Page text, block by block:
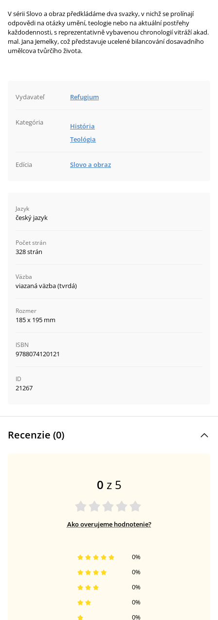
V sérii Slovo a obraz předkládáme dva svazky, v nichž se prolínají
odpovědi na otázky umění, teologie nebo na aktuální postřehy
každodennosti, s reprezentativně vybavenou chronologií vitráží akad.
mal. Jana Jemelky, což představuje ucelené bilancování dosavadního
umělcova tvůrčího života.
Vydavateľ Refugium
Kategória
História
Teológia
Edícia Slovo a obraz
Jazyk
český jazyk
Počet strán
328 strán
Väzba
viazaná väzba (tvrdá)
Rozmer
185 x 195 mm
ISBN
9788074120121
ID
21267
Recenzie (0)
0 z 5
Ako overujeme hodnotenie?
0%
0%
0%
0%
0%